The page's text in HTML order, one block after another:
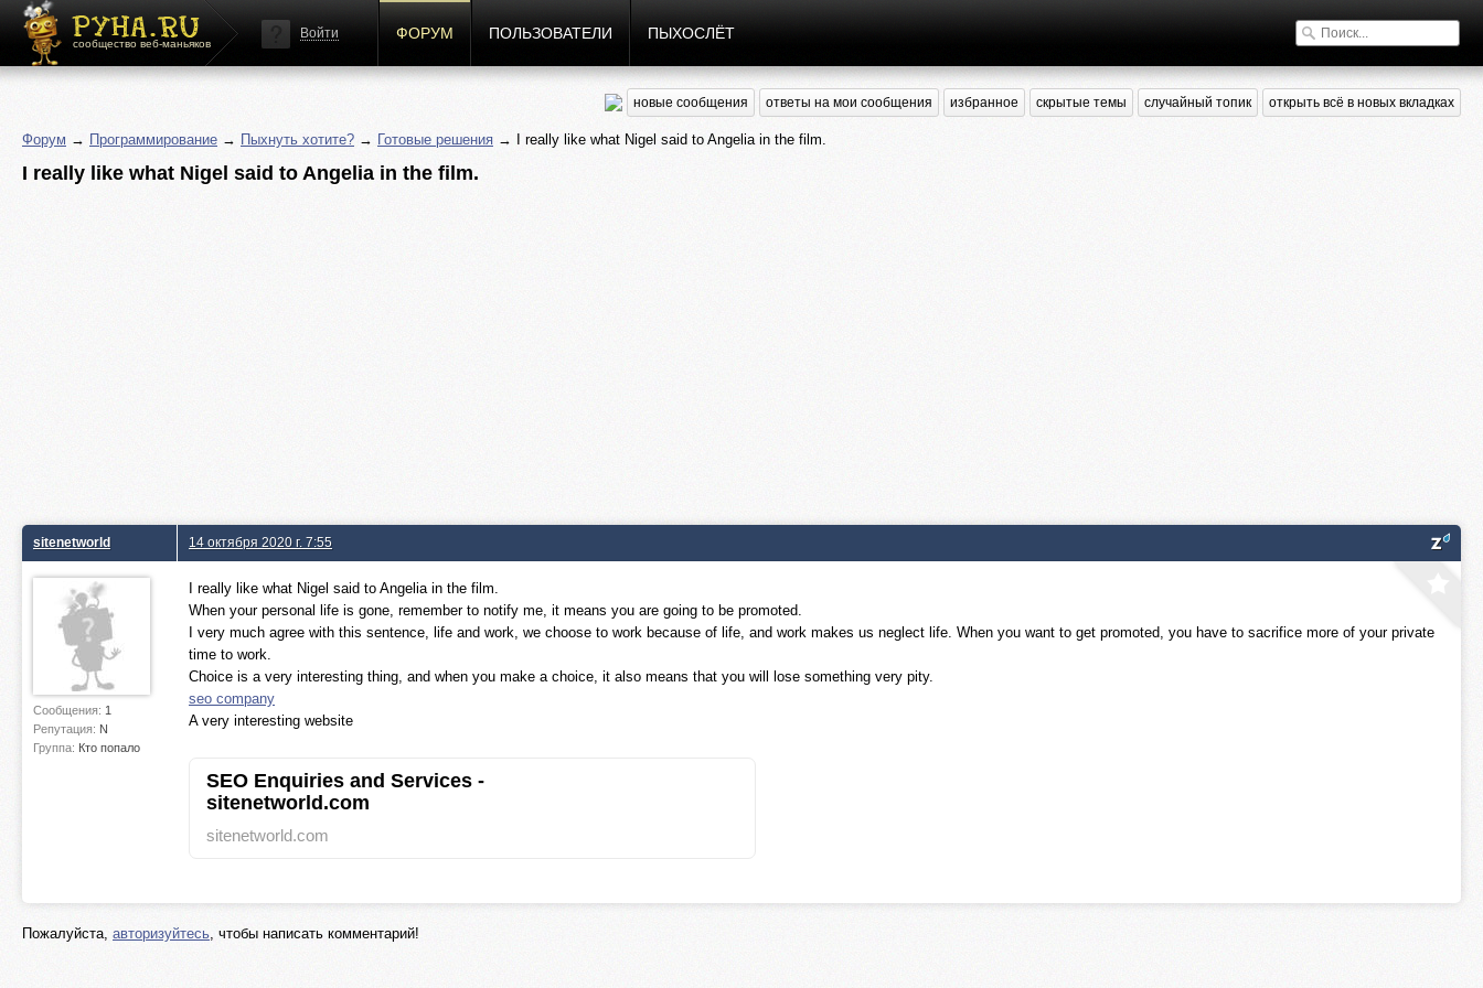
сообщество веб-маньяков
Войти ФОРУМ ПОЛЬЗОВАТЕЛИ ПЫХОСЛЁТ
новые сообщения ответы на мои сообщения избранное скрытые темы случайный топик открыть всё в новых вкладках
Форум → Программирование → Пыхнуть хотите? → Готовые решения → I really like what Nigel said to Angelia in the film.
I really like what Nigel said to Angelia in the film.
sitenetworld
Сообщения: 1
Репутация: N
Группа: Кто попало
14 октября 2020 г. 7:55
I really like what Nigel said to Angelia in the film.
When your personal life is gone, remember to notify me, it means you are going to be promoted.
I very much agree with this sentence, life and work, we choose to work because of life, and work makes us neglect life. When you want to get promoted, you have to sacrifice more of your private
time to work.
Choice is a very interesting thing, and when you make a choice, it also means that you will lose something very pity.
seo company
A very interesting website
SEO Enquiries and Services -
sitenetworld.com
sitenetworld.com
Пожалуйста, авторизуйтесь, чтобы написать комментарий!